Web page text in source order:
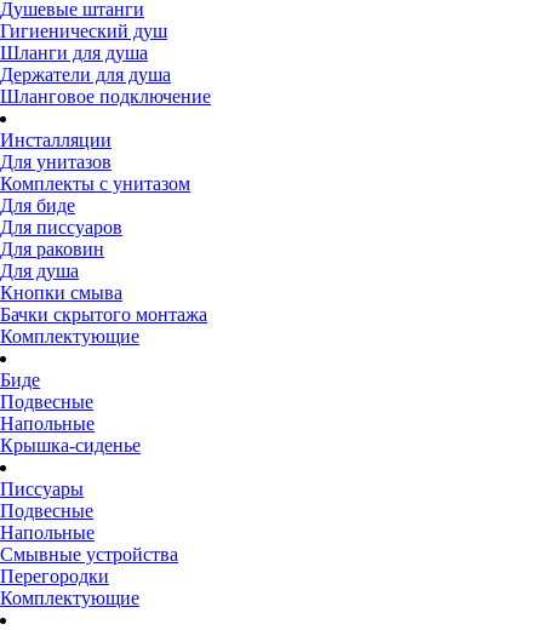
Душевые штанги
Гигиенический душ
Шланги для душа
Держатели для душа
Шланговое подключение
Инсталляции
Для унитазов
Комплекты с унитазом
Для биде
Для писсуаров
Для раковин
Для душа
Кнопки смыва
Бачки скрытого монтажа
Комплектующие
Биде
Подвесные
Напольные
Крышка-сиденье
Писсуары
Подвесные
Напольные
Смывные устройства
Перегородки
Комплектующие